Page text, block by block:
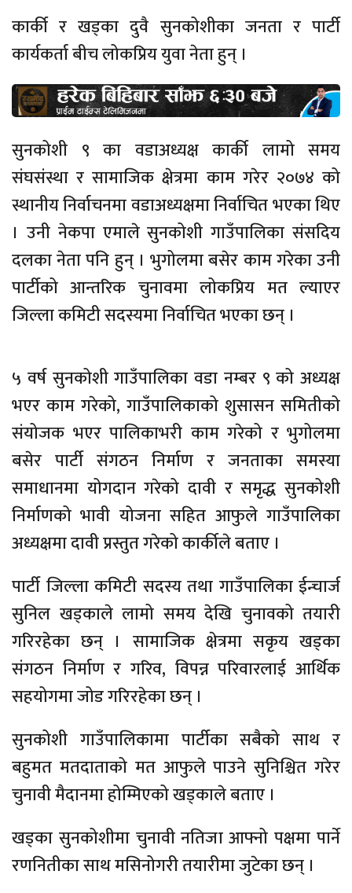
कार्की र खड्का दुवै सुनकोशीका जनता र पार्टी
कार्यकर्ता बीच लोकप्रिय युवा नेता हुन् ।
सुनकोशी ९ का वडाअध्यक्ष कार्की लामो समय
संघसंस्था र सामाजिक क्षेत्रमा काम गरेर २०७४ को
स्थानीय निर्वाचनमा वडाअध्यक्षमा निर्वाचित भएका थिए
। उनी नेकपा एमाले सुनकोशी गाउँपालिका संसदिय
दलका नेता पनि हुन् । भुगोलमा बसेर काम गरेका उनी
पार्टीको आन्तरिक चुनावमा लोकप्रिय मत ल्याएर
जिल्ला कमिटी सदस्यमा निर्वाचित भएका छन् ।
५ वर्ष सुनकोशी गाउँपालिका वडा नम्बर ९ को अध्यक्ष
भएर काम गरेको, गाउँपालिकाको शुसासन समितीको
संयोजक भएर पालिकाभरी काम गरेको र भुगोलमा
बसेर पार्टी संगठन निर्माण र जनताका समस्या
समाधानमा योगदान गरेको दावी र समृद्ध सुनकोशी
निर्माणको भावी योजना सहित आफुले गाउँपालिका
अध्यक्षमा दावी प्रस्तुत गरेको कार्कीले बताए ।
पार्टी जिल्ला कमिटी सदस्य तथा गाउँपालिका ईन्चार्ज
सुनिल खड्काले लामो समय देखि चुनावको तयारी
गरिरहेका छन् । सामाजिक क्षेत्रमा सकृय खड्का
संगठन निर्माण र गरिव, विपन्न परिवारलाई आर्थिक
सहयोगमा जोड गरिरहेका छन् ।
सुनकोशी गाउँपालिकामा पार्टीका सबैको साथ र
बहुमत मतदाताको मत आफुले पाउने सुनिश्चित गरेर
चुनावी मैदानमा होम्मिएको खड्काले बताए ।
खड्का सुनकोशीमा चुनावी नतिजा आफ्नो पक्षमा पार्ने
रणनितीका साथ मसिनोगरी तयारीमा जुटेका छन् ।